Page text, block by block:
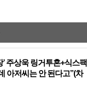
’ 주상욱 링거투혼+식스팩
아저씨는 안 된다고”(차